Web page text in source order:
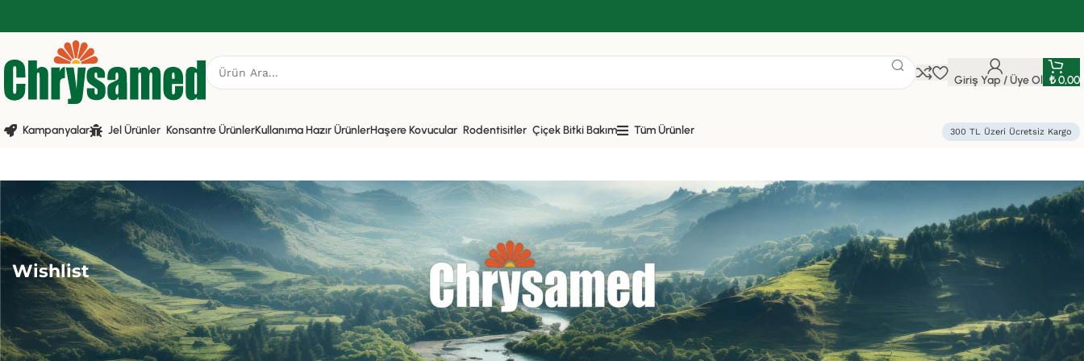
Giriş Yap / Üye Ol ₺0,00
Kampanyalar Jel Ürünler Konsantre ÜrünlerKullanıma Hazır ÜrünlerHaşere Kovucular Rodentisitler Çiçek Bitki Bakım Tüm Ürünler 300 TL Üzeri Ücretsiz Kargo
Wishlist